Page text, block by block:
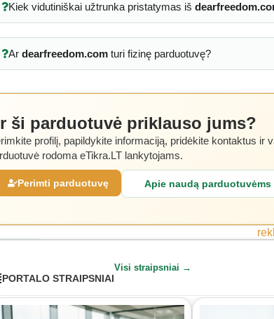
Kiek vidutiniškai užtrunka pristatymas iš
Ar dearfreedom.comturi fizinę parduotuvę?
ši parduotuvė priklauso jums?
profilį, papildykite informaciją, pridėkite kontaktus ir
rodoma eTikra.LT lankytojams.
Perimti parduotuvę Apie naudą parduotuvėms
PORTALO STRAIPSNIAI
Visi straipsniai →